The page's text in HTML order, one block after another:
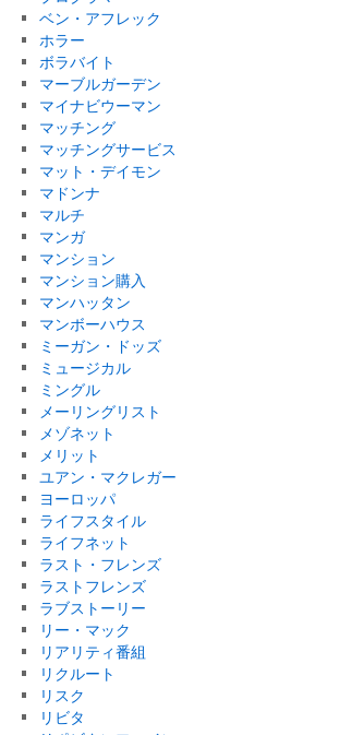
ベン・アフレック
ホラー
ボラバイト
マーブルガーデン
マイナビウーマン
マッチング
マッチングサービス
マット・デイモン
マドンナ
マルチ
マンガ
マンション
マンション購入
マンハッタン
マンボーハウス
ミーガン・ドッズ
ミュージカル
ミングル
メーリングリスト
メゾネット
メリット
ユアン・マクレガー
ヨーロッパ
ライフスタイル
ライフネット
ラスト・フレンズ
ラストフレンズ
ラブストーリー
リー・マック
リアリティ番組
リクルート
リスク
リビタ